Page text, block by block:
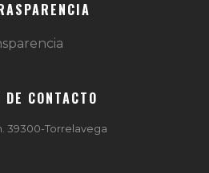
CONTACTO
39300-Torrelavega